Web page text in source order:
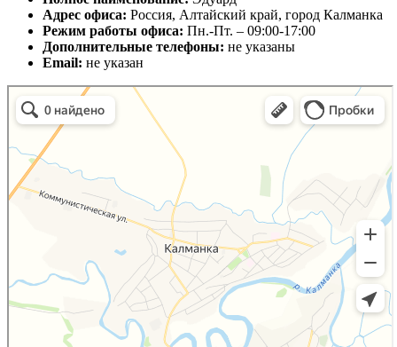
Адрес офиса: Россия, Алтайский край, город Калманка
Режим работы офиса: Пн.-Пт. – 09:00-17:00
Дополнительные телефоны: не указаны
Email: не указан